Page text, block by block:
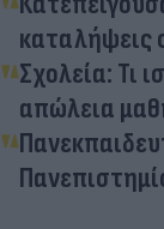
καταλήψεις
Σχολεία: Τι
απώλεια